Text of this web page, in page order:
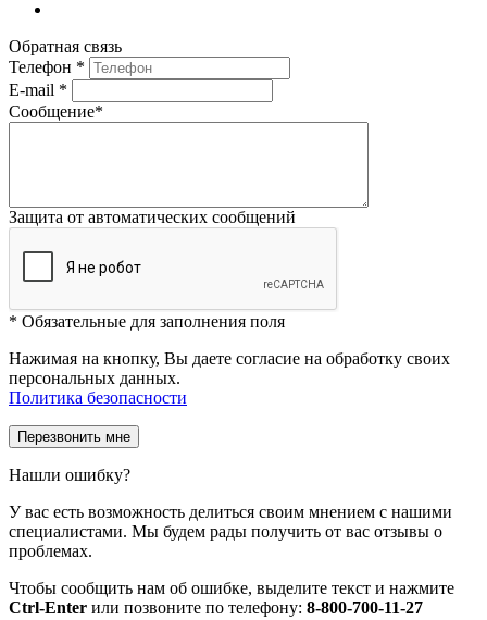
Обратная связь
Телефон *
E-mail *
Сообщение*
Защита от автоматических сообщений
* Обязательные для заполнения поля
Нажимая на кнопку, Вы даете согласие на обработку своих
персональных данных.
Политика безопасности
Нашли ошибку?
У вас есть возможность делиться своим мнением с нашими
специалистами. Мы будем рады получить от вас отзывы о
проблемах.
Чтобы сообщить нам об ошибке, выделите текст и нажмите
Ctrl-Enter или позвоните по телефону: 8-800-700-11-27